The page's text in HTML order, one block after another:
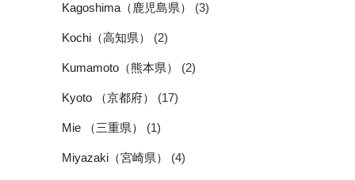
Kagoshima（鹿児島県） (3)
Kochi（高知県） (2)
Kumamoto（熊本県） (2)
Kyoto （京都府） (17)
Mie （三重県） (1)
Miyazaki（宮崎県） (4)